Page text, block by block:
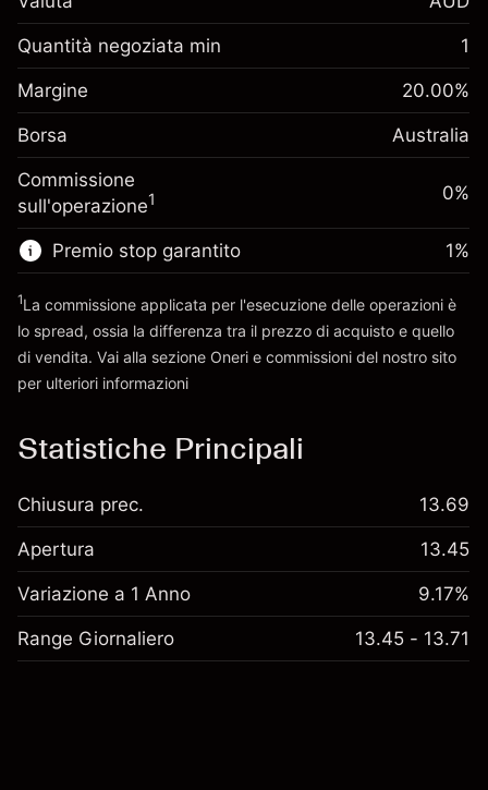
Adeguamento
finanziamento overnight
Oneri per l'intero valore della
posizione
%
(-A$1.14)
Dimensione dell'operazione a leva
A$5,000.00
Denaro da leva ~
Vai alla piattaforma
Margine. Il tuo
investimento
A$1,000.00
finanziamento overnight
Oneri per l'intero valore della
posizione
0.000884
(A$0.04)
Dimensione dell'operazione a leva
A$5,000.00
Vai alla piattaforma
Quantità negoziata min 1
Margine 20.00%
Borsa Australia
Commissione
sull'operazione1 0%
Premio stop garantito 1%
1La commissione applicata per l'esecuzione delle operazioni è
lo spread, ossia la differenza tra il prezzo di acquisto e quello
di vendita. Vai alla sezione Oneri e commissioni del nostro sito
per ulteriori informazioni
Statistiche Principali
Chiusura prec. 13.69
Apertura 13.45
Variazione a 1 Anno 9.17%
Range Giornaliero 13.45 - 13.71